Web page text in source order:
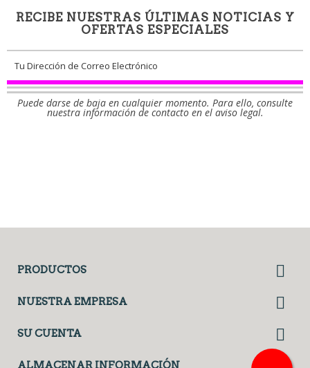
RECIBE NUESTRAS ÚLTIMAS NOTICIAS Y
OFERTAS ESPECIALES
Puede darse de baja en cualquier momento. Para ello, consulte
nuestra información de contacto en el aviso legal.
PRODUCTOS 
NUESTRA EMPRESA 
SU CUENTA 
ALMACENAR INFORMACIÓN